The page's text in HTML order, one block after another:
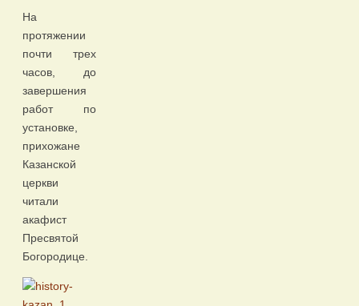
На
протяжении
почти трех
часов, до
завершения
работ по
установке,
прихожане
Казанской
церкви
читали
акафист
Пресвятой
Богородице.